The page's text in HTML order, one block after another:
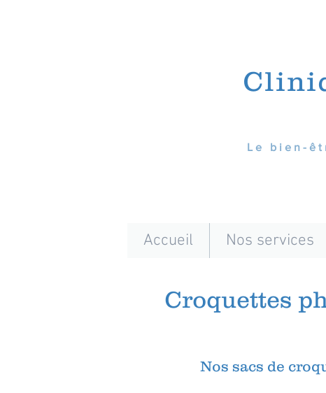
Le bien-
Accueil Nos services
Croquettes
Nos sacs de